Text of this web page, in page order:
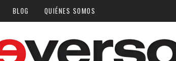
BLOG QUIÉNES SOMOS